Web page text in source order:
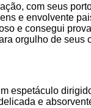
com seus
e envolvente
e consegui
orgulho de seus
espetáculo
e